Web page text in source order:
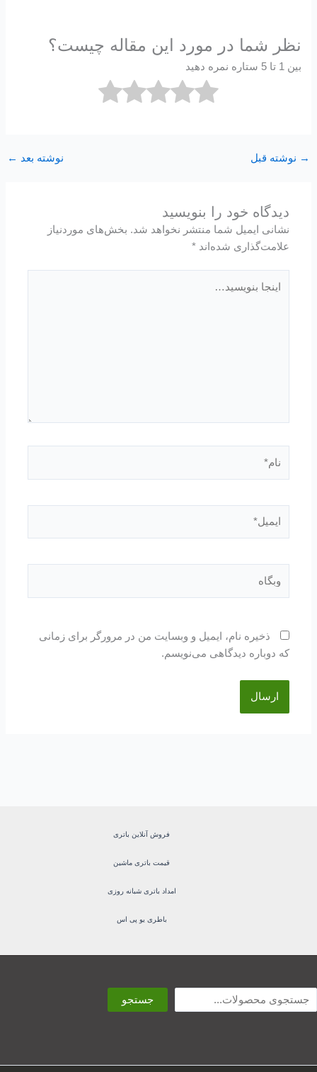
نظر شما در مورد این مقاله چیست؟
بین 1 تا 5 ستاره نمره دهید
→ نوشته قبل نوشته بعد ←
دیدگاه‌ خود را بنویسید
نشانی ایمیل شما منتشر نخواهد شد. بخش‌های موردنیاز
علامت‌گذاری شده‌اند*
بنویسید…
ذخیره نام، ایمیل و وبسایت من در مرورگر برای زمانی
که دوباره دیدگاهی می‌نویسم.
فروش آنلاین باتری
قیمت باتری ماشین
امداد باتری شبانه روزی
باطری یو پی اس
جستجو